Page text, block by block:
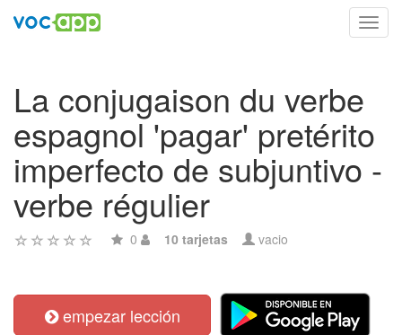
La conjugaison du verbe
espagnol 'pagar' pretérito
imperfecto de subjuntivo -
verbe régulier
0 10 tarjetas vacio
empezar lección